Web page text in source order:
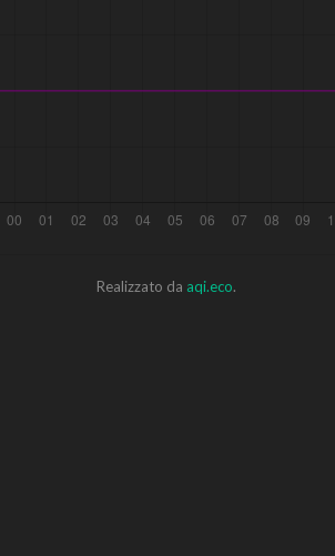
Realizzato da aqi.eco.